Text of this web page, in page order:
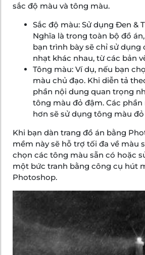
sắc độ màu và tông màu.
Sắc độ màu: Sử dụng Đen &
Nghĩa là trong toàn bộ đồ
bạn trình bày sẽ chỉ sử dụng
nhạt khác nhau, từ các bản
Tông màu: Ví dụ, nếu bạn
màu chủ đạo. Khi diễn tả
phần nội dung quan trọng
tông màu đỏ đậm. Các
hơn sẽ sử dụng tông màu
Khi bạn dàn trang đồ án bằng
mềm này sẽ hỗ trợ tối đa về màu
chọn các tông màu sẵn có hoặc
một bức tranh bằng công cụ hút
Photoshop.